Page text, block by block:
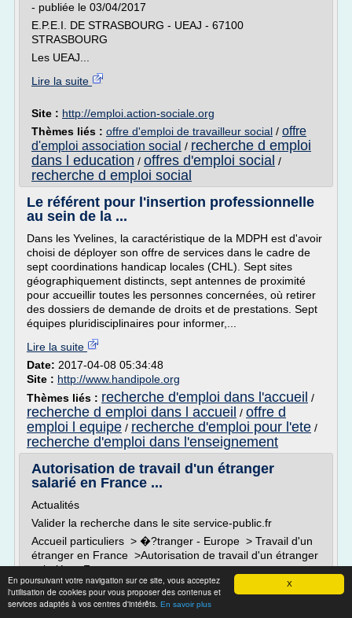
X
En poursuivant votre navigation sur ce site, vous acceptez
l'utilisation de cookies pour vous proposer des contenus et
services adaptés à vos centres d'intérêts. En savoir plus
- publiée le 03/04/2017
E.P.E.I. DE STRASBOURG - UEAJ - 67100
STRASBOURG
Les UEAJ...
Lire la suite
Site : http://emploi.action-sociale.org
Thèmes liés : offre d'emploi de travailleur social / offre
d'emploi association social / recherche d emploi
dans l education / offres d'emploi social /
recherche d emploi social
Le référent pour l'insertion professionnelle
au sein de la ...
Dans les Yvelines, la caractéristique de la MDPH est d'avoir
choisi de déployer son offre de services dans le cadre de
sept coordinations handicap locales (CHL). Sept sites
géographiquement distincts, sept antennes de proximité
pour accueillir toutes les personnes concernées, où retirer
des dossiers de demande de droits et de prestations. Sept
équipes pluridisciplinaires pour informer,...
Lire la suite
Date: 2017-04-08 05:34:48
Site : http://www.handipole.org
Thèmes liés : recherche d'emploi dans l'accueil /
recherche d emploi dans l accueil / offre d
emploi l equipe / recherche d'emploi pour l'ete /
recherche d'emploi dans l'enseignement
Autorisation de travail d'un étranger
salarié en France ...
Actualités
Valider la recherche dans le site service-public.fr
Accueil particuliers > �?tranger - Europe > Travail d'un
étranger en France >Autorisation de travail d'un étranger
salarié en France
Votre abonnement a bien été pris en compte.
Vous serez alerté(e) par courriel dès que la page «